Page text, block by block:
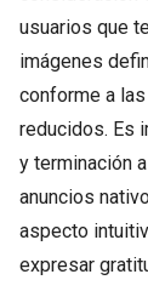
usuarios que
imágenes
conforme a
reducidos. Es
y terminación
anuncios
aspecto
expresar